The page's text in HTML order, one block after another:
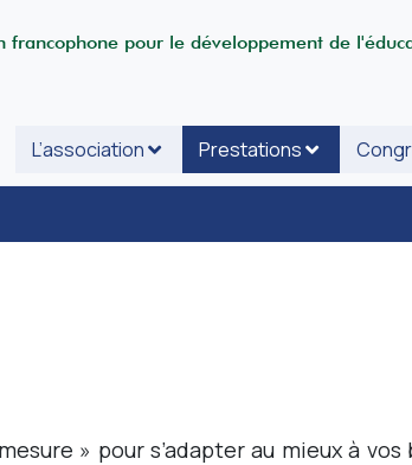
francophone pour le développement de
L’association Prestations
» pour s’adapter au mieux à vos